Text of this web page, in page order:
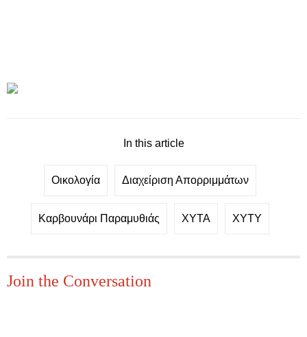
In this article
Οικολογία Διαχείριση Απορριμμάτων
Καρβουνάρι Παραμυθιάς ΧΥΤΑ ΧΥΤΥ
Join the Conversation